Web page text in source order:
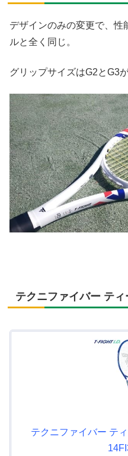
デザインのみの変更で、性
ルと全く同じ。
グリップサイズはG2とG3
テクニファイバー テ
テクニファイバー テ